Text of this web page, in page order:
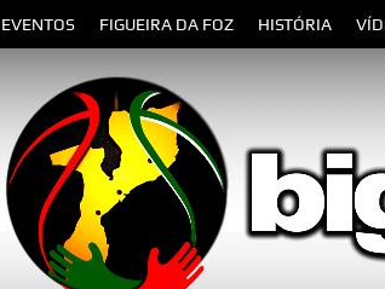
EVENTOS FIGUEIRA DA FOZ HISTÓRIA